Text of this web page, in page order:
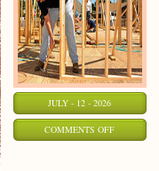
JULY - 12 - 2026
COMMENTS OFFON